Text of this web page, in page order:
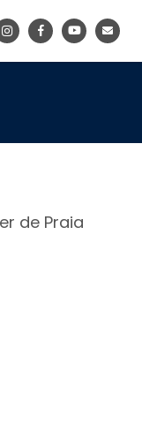
de Praia